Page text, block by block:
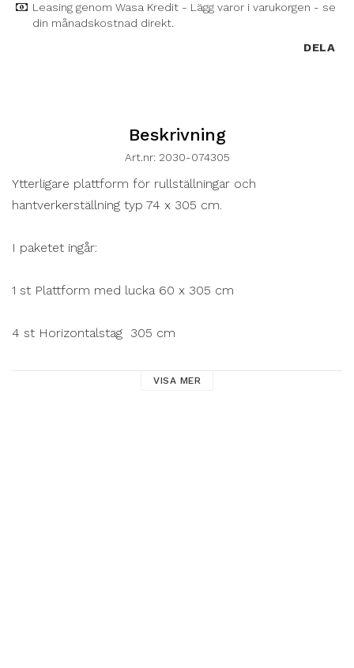
Leasing genom Wasa Kredit - Lägg varor i varukorgen - se
din månadskostnad direkt.
DELA
Beskrivning
Art.nr: 2030-074305
Ytterligare plattform för rullställningar och
hantverkerställning typ 74 x 305 cm.
I paketet ingår:
1 st Plattform med lucka 60 x 305 cm
4 st Horizontalstag  305 cm
VISA MER